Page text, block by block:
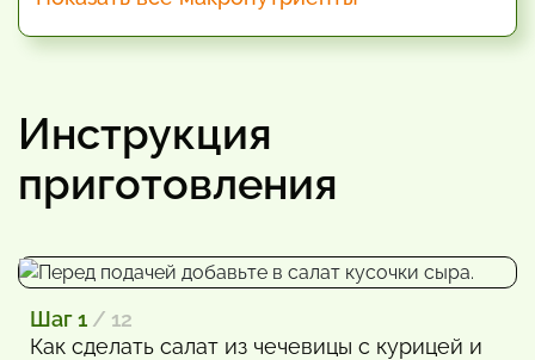
Инструкция
приготовления
Шаг 1 / 12
Как сделать салат из чечевицы с курицей и